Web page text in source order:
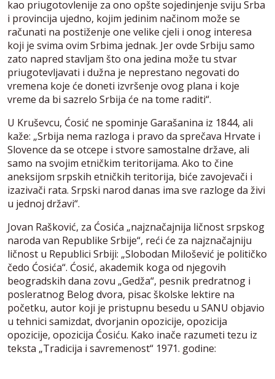
kao priugotovlenije za ono opšte sojedinjenje sviju Srba
i provincija ujedno, kojim jedinim načinom može se
računati na postiženje one velike cjeli i onog interesa
koji je svima ovim Srbima jednak. Jer ovde Srbiju samo
zato napred stavljam što ona jedina može tu stvar
priugotevljavati i dužna je neprestano negovati do
vremena koje će doneti izvršenje ovog plana i koje
vreme da bi sazrelo Srbija će na tome raditi“.
U Kruševcu, Ćosić ne spominje Garašanina iz 1844, ali
kaže: „Srbija nema razloga i pravo da sprečava Hrvate i
Slovence da se otcepe i stvore samostalne države, ali
samo na svojim etničkim teritorijama. Ako to čine
aneksijom srpskih etničkih teritorija, biće zavojevači i
izazivači rata. Srpski narod danas ima sve razloge da živi
u jednoj državi“.
Jovan Rašković, za Ćosića „najznačajnija ličnost srpskog
naroda van Republike Srbije“, reći će za najznačajniju
ličnost u Republici Srbiji: „Slobodan Milošević je političko
čedo Ćosića“. Ćosić, akademik koga od njegovih
beogradskih dana zovu „Gedža“, pesnik predratnog i
posleratnog Belog dvora, pisac školske lektire na
početku, autor koji je pristupnu besedu u SANU objavio
u tehnici samizdat, dvorjanin opozicije, opozicija
opozicije, opozicija Ćosiću. Kako inače razumeti tezu iz
teksta „Tradicija i savremenost“ 1971. godine: